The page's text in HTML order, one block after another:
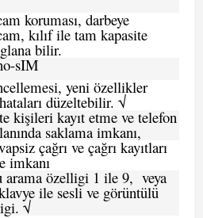
koruması, darbeye
kılıf ile tam kapasite
bilir.
sIM
yeni özellikler
düzeltebilir. √
kişileri kayıt etme ve telefon
saklama imkanı,
çağrı ve çağrı kayıtları
imkanı
özelligi 1 ile 9, veya
ile sesli ve görüntülü
√